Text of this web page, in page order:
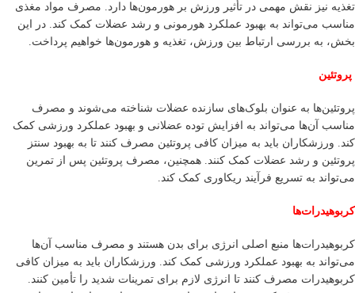
تغذیه نیز نقش مهمی در تأثیر ورزش بر هورمون‌ها دارد. مصرف مواد مغذی
مناسب می‌تواند به بهبود عملکرد هورمونی و رشد عضلات کمک کند. در این
بخش، به بررسی ارتباط بین ورزش، تغذیه و هورمون‌ها خواهیم پرداخت.
پروتئین
پروتئین‌ها به عنوان بلوک‌های سازنده عضلات شناخته می‌شوند و مصرف
مناسب آن‌ها می‌تواند به افزایش توده عضلانی و بهبود عملکرد ورزشی کمک
کند. ورزشکاران باید به میزان کافی پروتئین مصرف کنند تا به بهبود سنتز
پروتئین و رشد عضلات کمک کنند. همچنین، مصرف پروتئین پس از تمرین
می‌تواند به تسریع فرآیند ریکاوری کمک کند.
کربوهیدرات‌ها
کربوهیدرات‌ها منبع اصلی انرژی برای بدن هستند و مصرف مناسب آن‌ها
می‌تواند به بهبود عملکرد ورزشی کمک کند. ورزشکاران باید به میزان کافی
کربوهیدرات مصرف کنند تا انرژی لازم برای تمرینات شدید را تأمین کنند.